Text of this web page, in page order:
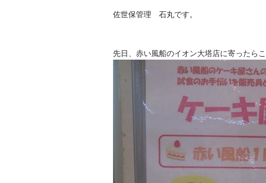
佐世保管理 石丸です。
先日、赤い風船のイオン大塔店に寄ったら